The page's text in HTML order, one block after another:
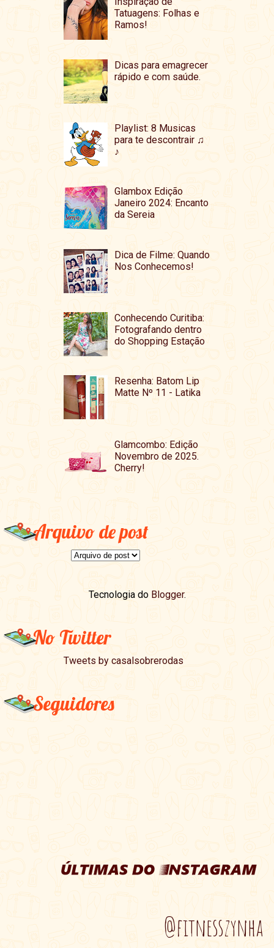
Tatuagens: Folhas e
Ramos!
Dicas para emagrecer
rápido e com saúde.
Playlist: 8 Musicas
para te descontrair ♫
♪
Glambox Edição
Janeiro 2024: Encanto
da Sereia
Dica de Filme: Quando
Nos Conhecemos!
Conhecendo Curitiba:
Fotografando dentro
do Shopping Estação
Resenha: Batom Lip
Matte Nº 11 - Latika
Glamcombo: Edição
Novembro de 2025.
Cherry!
Arquivo de post
Tecnologia do Blogger.
No Twitter
Tweets by casalsobrerodas
Seguidores
@fitnesszynha